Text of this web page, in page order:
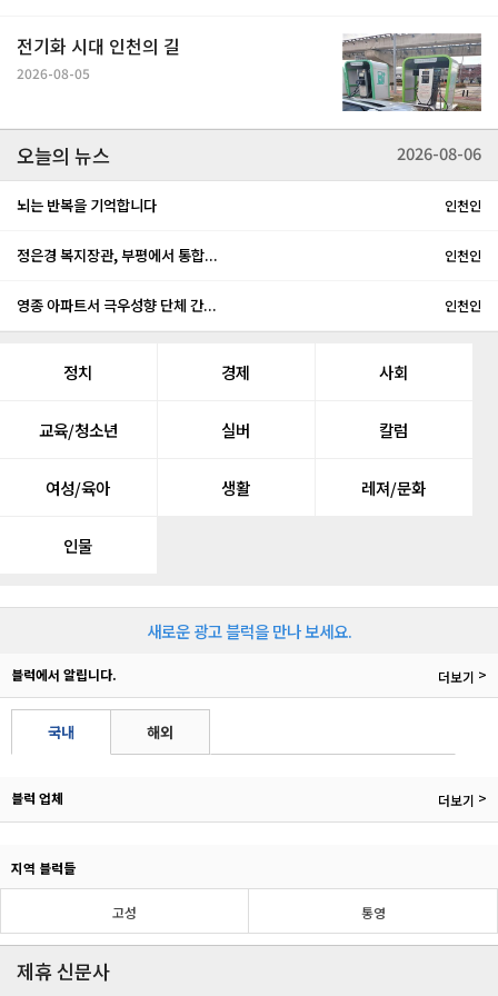
전기화 시대 인천의 길
2026-08-05
오늘의 뉴스 2026-08-06
뇌는 반복을 기억합니다 인천인
정은경 복지장관, 부평에서 통합... 인천인
영종 아파트서 극우성향 단체 간... 인천인
정치 경제 사회
교육/청소년 실버 칼럼
여성/육아 생활 레져/문화
인물
새로운 광고 블럭을 만나 보세요.
블럭에서 알립니다. 더보기 >
국내 해외
블럭 업체 더보기 >
지역 블럭들
고성 통영
제휴 신문사